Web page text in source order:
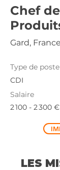
Chef
Gard, France
Type de poste
CDI
Salaire
2 100 - 2 300
LES